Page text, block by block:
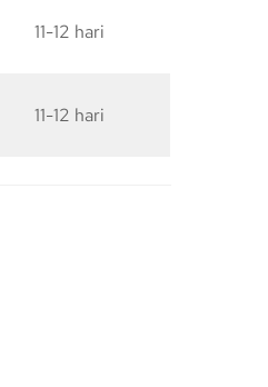
11-12 hari
11-12 hari